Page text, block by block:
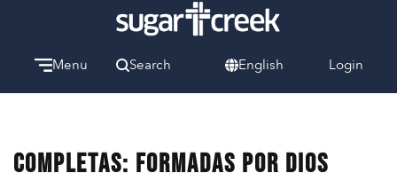
Menu Search English Login
Welcome
We can’t wait to meet you.
Completas: Formadas por Dios